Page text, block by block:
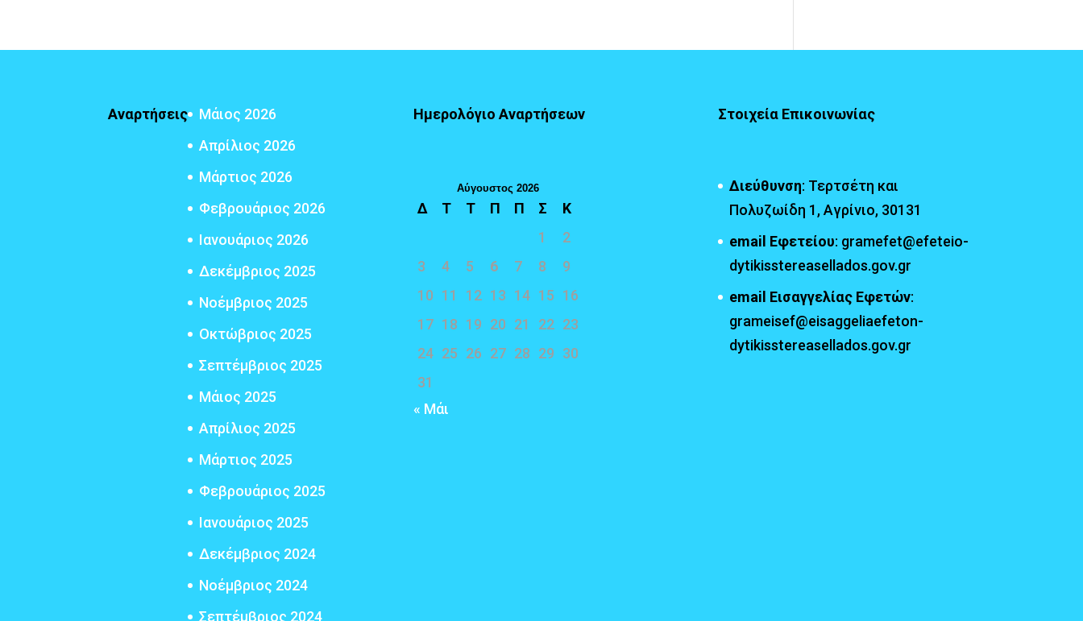
Αναρτήσεις
Μάιος 2026
Απρίλιος 2026
Μάρτιος 2026
Φεβρουάριος 2026
Ιανουάριος 2026
Δεκέμβριος 2025
Νοέμβριος 2025
Οκτώβριος 2025
Σεπτέμβριος 2025
Μάιος 2025
Απρίλιος 2025
Μάρτιος 2025
Φεβρουάριος 2025
Ιανουάριος 2025
Δεκέμβριος 2024
Νοέμβριος 2024
Σεπτέμβριος 2024
Ημερολόγιο Αναρτήσεων
Αύγουστος 2026
Δ Τ Τ Π Π Σ
Κ
1
2
3
4 5 6 7 8
9
10 11 12 13 14 15 16
17 18 19 20 21 22 23
24 25 26 27 28 29 30
31
« Μάι
Στοιχεία Επικοινωνίας
Διεύθυνση: Τερτσέτη και
Πολυζωίδη 1, Αγρίνιο, 30131
email Εφετείου: gramefet@efeteio-
dytikisstereasellados.gov.gr
email Εισαγγελίας Εφετών:
grameisef@eisaggeliaefeton-
dytikisstereasellados.gov.gr